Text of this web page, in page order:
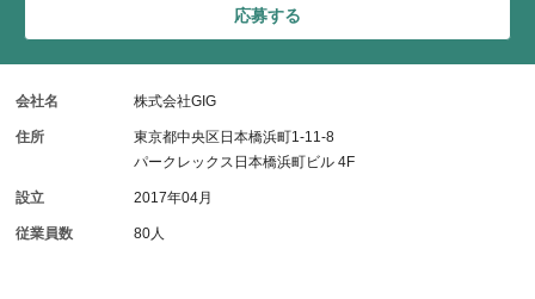
応募する
会社名 株式会社GIG
住所
東京都中央区日本橋浜町1-11-8
パークレックス日本橋浜町ビル 4F
設立 2017年04月
従業員数 80人